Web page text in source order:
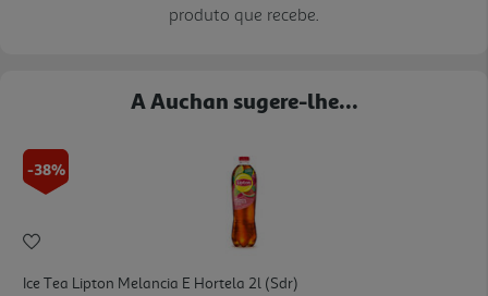
produto que recebe.
A Auchan sugere-lhe...
-38%
Ice Tea Lipton Melancia E Hortela 2l (sdr)